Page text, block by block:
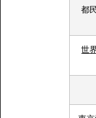
都
世